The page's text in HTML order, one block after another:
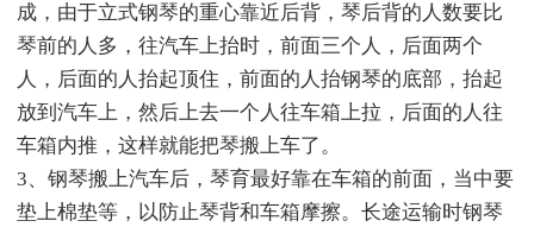
成，由于立式钢琴的重心靠近后背，琴后背的人数要比
琴前的人多，往汽车上抬时，前面三个人，后面两个
人，后面的人抬起顶住，前面的人抬钢琴的底部，抬起
放到汽车上，然后上去一个人往车箱上拉，后面的人往
车箱内推，这样就能把琴搬上车了。
3、钢琴搬上汽车后，琴育最好靠在车箱的前面，当中要
垫上棉垫等，以防止琴背和车箱摩擦。长途运输时钢琴